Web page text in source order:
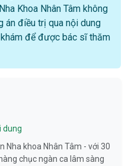
Khoa Nhân Tâm không
án điều trị qua nội dung
để được bác sĩ thăm
dung
Nha khoa Nhân Tâm - với 30
chục ngàn ca lâm sàng